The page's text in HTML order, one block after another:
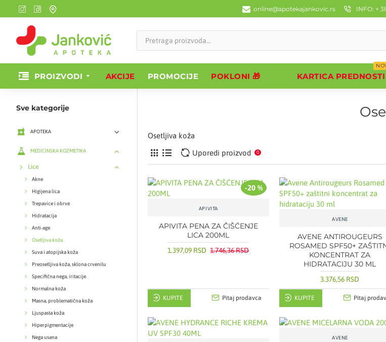
online@apotekajankovic.rs INFO: +
PROIZVODI AKCIJE PROMOCIJE POKLONI 🎁 KARTICA PREDNOSTI
Sve kategorije
APOTEKA
MEDICINSKA KOZMETIKA
Lice
Akne
Higijena lica
Trepavice i obrve
Hidratacija
Anti-age
Osetljiva koža
Suva i atopijska koža
Preosetljiva koža, sklona crvenilu
Specifična nega, iritacije
Normalna koža
Masna, problematična koža
Ljuspasta koža
Hiperpigmentacije
Nega usana
Osetljiva koža
Uporedi proizvod
0
-20 %
APIVITA
APIVITA PENA ZA ČIŠĆENJE
LICA 200ML
1.397,09 RSD 1.746,36 RSD
KUPITE Pitaj prodavca
AVENE
AVENE ANTIROUGEURS
ROSAMED SPF50+
KONCENTRAT ZA
HIDRATACIJU 30 ML
3.376,56 RSD
KUPITE Pitaj
AVENE